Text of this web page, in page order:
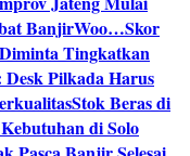
BanjirWoo…Skor
Tingkatkan
Pilkada Harus
Stok Beras di
di Solo